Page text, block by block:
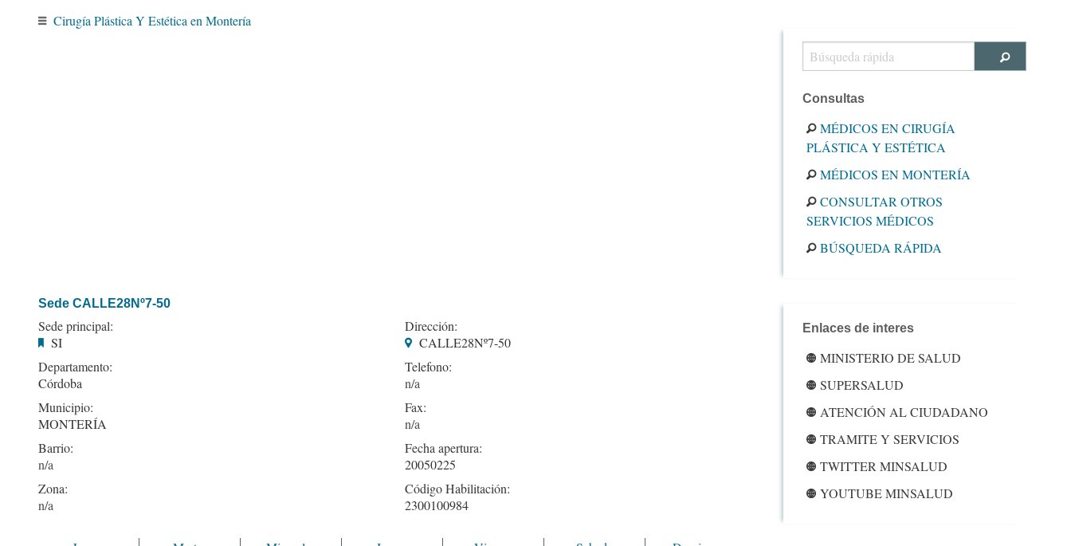
Cirugía Plástica Y Estética en Montería
Sede CALLE28Nº7-50
Sede principal:
SI
Departamento:
Córdoba
Municipio:
MONTERÍA
Barrio:
Zona:
Dirección:
CALLE28Nº7-50
Telefono:
Fax:
Fecha apertura:
20050225
Código Habilitación:
2300100984
Consultas
MÉDICOS EN CIRUGÍA
PLÁSTICA Y ESTÉTICA
MÉDICOS EN MONTERÍA
CONSULTAR OTROS
SERVICIOS MÉDICOS
BÚSQUEDA RÁPIDA
Enlaces de interes
MINISTERIO DE SALUD
SUPERSALUD
ATENCIÓN AL CIUDADANO
TRAMITE Y SERVICIOS
TWITTER MINSALUD
YOUTUBE MINSALUD